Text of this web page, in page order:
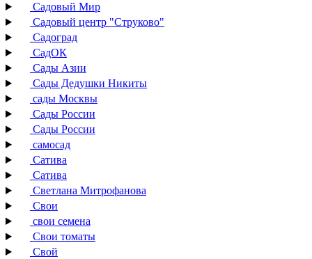
Садовый Мир
Садовый центр "Струково"
Садоград
СадОК
Сады Азии
Сады Дедушки Никиты
сады Москвы
Сады России
Сады России
самосад
Сатива
Сатива
Светлана Митрофанова
Свои
свои семена
Свои томаты
Свой